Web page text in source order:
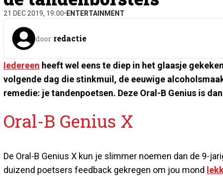
21 DEC 2019, 19:00• ENTERTAINMENT
door redactie
Iedereen heeft wel eens te diep in het glaasje
volgende dag die stinkmuil, de eeuwige
remedie: je tandenpoetsen. Deze Oral-B Genius is
Oral-B Genius X
De Oral-B Genius X kun je slimmer noemen dan de 9-
duizend poetsers feedback gekregen om jou mond